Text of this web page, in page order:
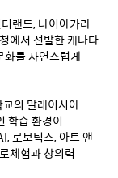
랜드, 나이아가라
에서 선발한 캐나다
화를 자연스럽게
의 말레이시아
학습 환경이
로보틱스, 아트 앤
체험과 창의력